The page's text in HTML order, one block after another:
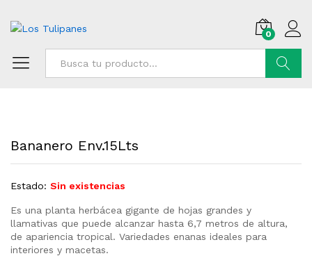
0
Bananero Env.15Lts
Estado: Sin existencias
Es una planta herbácea gigante de hojas grandes y
llamativas que puede alcanzar hasta 6,7 metros de altura,
de apariencia tropical. Variedades enanas ideales para
interiores y macetas.